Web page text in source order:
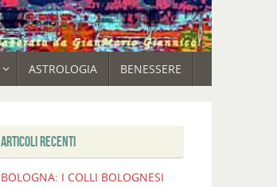
ASTROLOGIA BENESSERE
ARTICOLI RECENTI
BOLOGNA: I COLLI BOLOGNESI